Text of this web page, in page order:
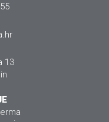
13